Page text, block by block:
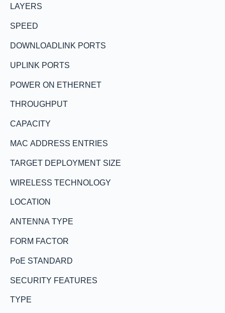
LAYERS
SPEED
DOWNLOADLINK PORTS
UPLINK PORTS
POWER ON ETHERNET
THROUGHPUT
CAPACITY
MAC ADDRESS ENTRIES
TARGET DEPLOYMENT SIZE
WIRELESS TECHNOLOGY
LOCATION
ANTENNA TYPE
FORM FACTOR
PoE STANDARD
SECURITY FEATURES
TYPE